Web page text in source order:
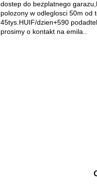
dostep do bezplatnego
polozony w odleglosci 50m od
45tys.HUIF/dzien+590
prosimy o kontakt na emila..